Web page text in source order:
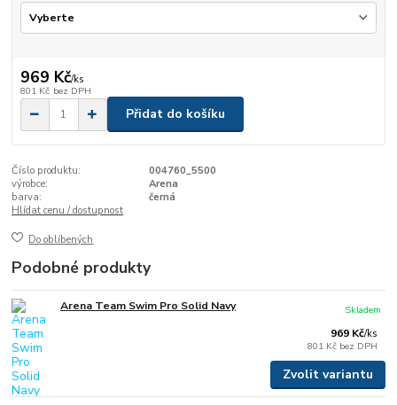
969 Kč/ks
801 Kč bez DPH
Přidat do košíku
Číslo produktu:
004760_5500
výrobce:
Arena
barva:
černá
Hlídat cenu / dostupnost
Do oblíbených
Podobné produkty
Arena Team Swim Pro Solid Navy
969 Kč/ks
801 Kč bez DPH
Skladem
Zvolit variantu